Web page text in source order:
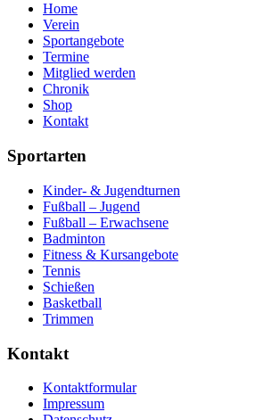
Home
Verein
Sportangebote
Termine
Mitglied werden
Chronik
Shop
Kontakt
Sportarten
Kinder- & Jugendturnen
Fußball – Jugend
Fußball – Erwachsene
Badminton
Fitness & Kursangebote
Tennis
Schießen
Basketball
Trimmen
Kontakt
Kontaktformular
Impressum